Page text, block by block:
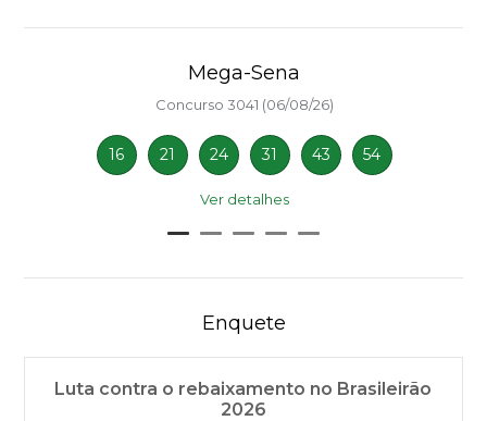
Mega-Sena
Concurso 3041 (06/08/26)
16 21 24 31 43 54
Ver detalhes
Enquete
Luta contra o rebaixamento no Brasileirão
2026